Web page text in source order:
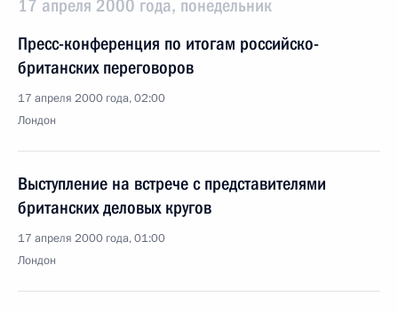
17 апреля 2000 года, понедельник
Пресс-конференция по итогам российско-
британских переговоров
17 апреля 2000 года, 02:00
Лондон
Выступление на встрече с представителями
британских деловых кругов
17 апреля 2000 года, 01:00
Лондон